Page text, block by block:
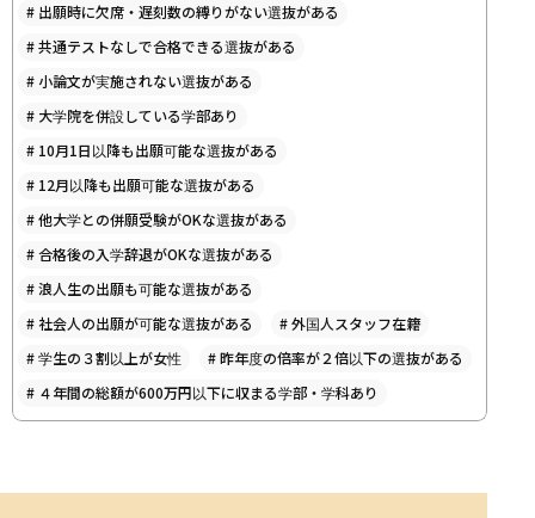
# 出願時に欠席・遅刻数の縛りがない選抜がある
#共通テストなしで合格できる選抜がある
# 小論文が実施されない選抜がある
# 大学院を併設している学部あり
# 10月1日以降も出願可能な選抜がある
# 12月以降も出願可能な選抜がある
#他大学との併願受験がOKな選抜がある
#合格後の入学辞退がOKな選抜がある
#浪人生の出願も可能な選抜がある
#社会人の出願が可能な選抜がある #外国人スタッフ在籍
#学生の３割以上が女性 #昨年度の倍率が２倍以下の選抜がある
# ４年間の総額が600万円以下に収まる学部・学科あり